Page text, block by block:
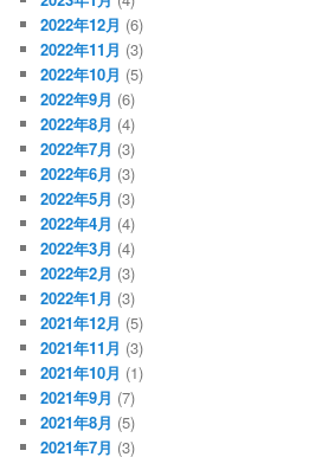
2022年12月 (6)
2022年11月 (3)
2022年10月 (5)
2022年9月 (6)
2022年8月 (4)
2022年7月 (3)
2022年6月 (3)
2022年5月 (3)
2022年4月 (4)
2022年3月 (4)
2022年2月 (3)
2022年1月 (3)
2021年12月 (5)
2021年11月 (3)
2021年10月 (1)
2021年9月 (7)
2021年8月 (5)
2021年7月 (3)